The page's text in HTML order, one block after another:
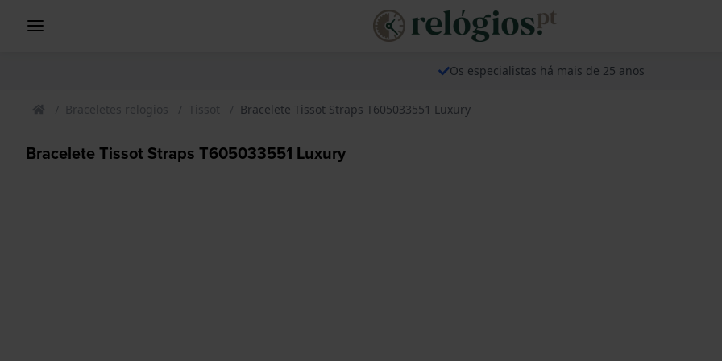
Os especialistas há mais de 25 anos
Braceletes relogios Tissot Bracelete Tissot Straps T605033551 Luxury
Bracelete Tissot Straps T605033551 Luxury